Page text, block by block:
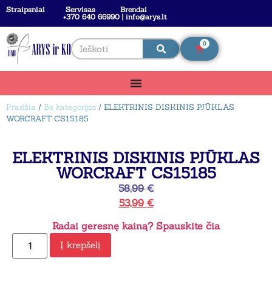
Straipsniai Servisas
Brendai
+370 640 66990 | info@arys.lt
0
Pradžia / Be kategorijos / ELEKTRINIS DISKINIS PJŪKLAS
WORCRAFT CS15185
ELEKTRINIS DISKINIS PJŪKLAS
WORCRAFT CS15185
58,99€
53,99 €
Radai geresnę kainą? Spauskite čia
Į krepšelį